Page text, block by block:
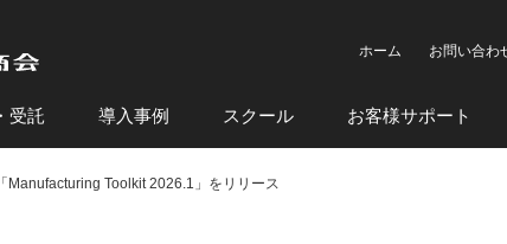
ホーム
お問い合わ
受託 導入事例 スクール お客様サポート
Manufacturing Toolkit 2026.1」をリリース